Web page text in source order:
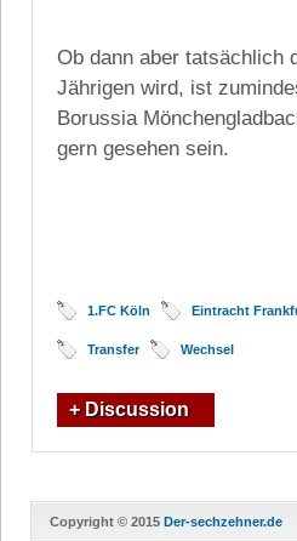
Ob dann aber tatsächlich
Jährigen wird, ist
Borussia
gern gesehen sein.
1.FC Köln Eintracht
Transfer Wechsel
+ Discussion
Copyright © 2015 Der-sechzehner.de